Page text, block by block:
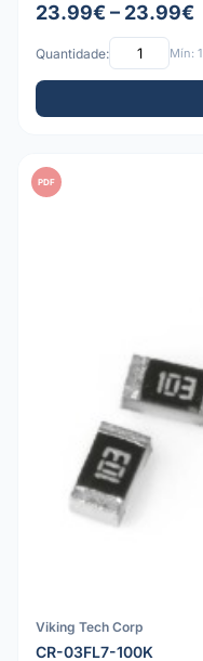
23.99€ – 23.99€
Quantidade: Mín: 1
PDF
Viking Tech Corp
CR-03FL7-100K